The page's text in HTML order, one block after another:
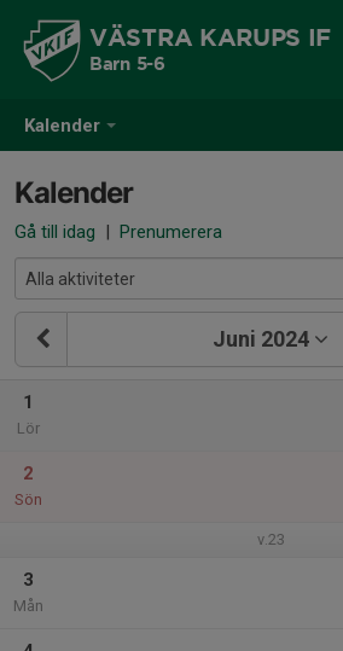
Kalender
VÄSTRA KARUPS IF
Barn 5-6
Kalender
Gå till idag | Prenumerera
Juni 2024
1
Lör
2
Sön
v.23
3
Mån